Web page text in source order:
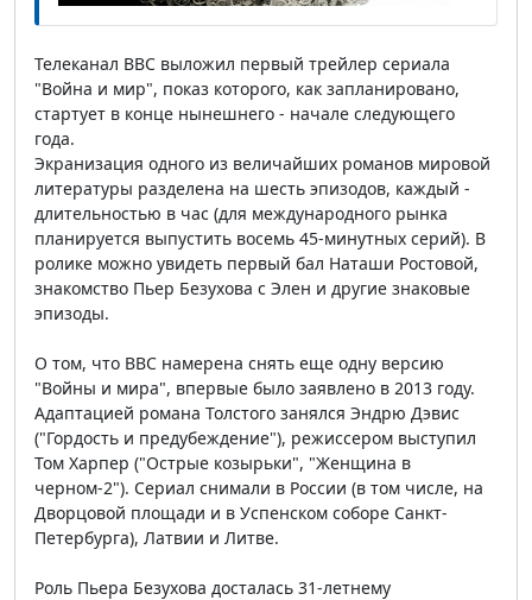
Телеканал ВВС выложил первый трейлер сериала
"Война и мир", показ которого, как запланировано,
стартует в конце нынешнего - начале следующего
года.
Экранизация одного из величайших романов мировой
литературы разделена на шесть эпизодов, каждый -
длительностью в час (для международного рынка
планируется выпустить восемь 45-минутных серий). В
ролике можно увидеть первый бал Наташи Ростовой,
знакомство Пьер Безухова с Элен и другие знаковые
эпизоды.
О том, что ВВС намерена снять еще одну версию
"Войны и мира", впервые было заявлено в 2013 году.
Адаптацией романа Толстого занялся Эндрю Дэвис
("Гордость и предубеждение"), режиссером выступил
Том Харпер ("Острые козырьки", "Женщина в
черном-2"). Сериал снимали в России (в том числе, на
Дворцовой площади и в Успенском соборе Санкт-
Петербурга), Латвии и Литве.
Роль Пьера Безухова досталась 31-летнему